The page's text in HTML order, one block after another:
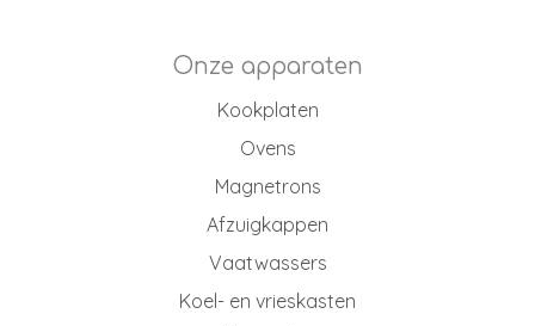
Onze apparaten
Kookplaten
Ovens
Magnetrons
Afzuigkappen
Vaatwassers
Koel- en vrieskasten